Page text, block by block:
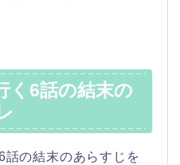
く6話の結末の
話の結末のあらすじを